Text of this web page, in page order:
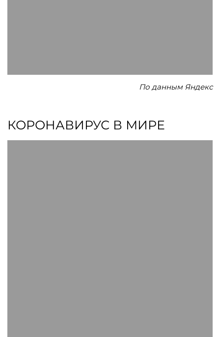
По данным Яндекс
КОРОНАВИРУС В МИРЕ